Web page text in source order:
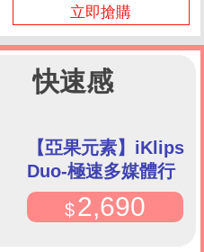
立即搶購
快速感
【亞果元素】iKlips
Duo-極速多媒體行
動碟
2,690